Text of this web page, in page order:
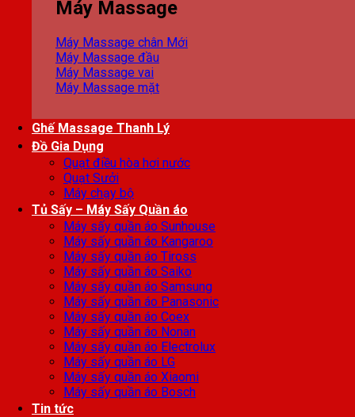
Máy Massage
Máy Massage chân
Máy Massage đầu
Máy Massage vai
Máy Massage mặt
Ghế Massage Thanh Lý
Đồ Gia Dụng
Quạt điều hòa hơi nước
Quạt Sưởi
Máy chạy bộ
Tủ Sấy – Máy Sấy Quần áo
Máy sấy quần áo Sunhouse
Máy sấy quần áo Kangaroo
Máy sấy quần áo Tiross
Máy sấy quần áo Saiko
Máy sấy quần áo Samsung
Máy sấy quần áo Panasonic
Máy sấy quần áo Coex
Máy sấy quần áo Nonan
Máy sấy quần áo Electrolux
Máy sấy quần áo LG
Máy sấy quần áo Xiaomi
Máy sấy quần áo Bosch
Tin tức